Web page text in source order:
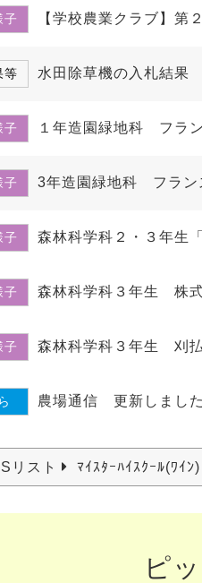
子 【学校農業クラブ】第
等 水田除草機の入札結果
子 １年造園緑地科 フラ
子 3年造園緑地科 フラン
子 森林科学科２・３年生
子 森林科学科３年生 株
子 森林科学科３年生 刈
農場通信 更新しました
リスト ﾏｲｽﾀｰﾊｲｽｸｰﾙ(ﾜｲﾝ)
ピ